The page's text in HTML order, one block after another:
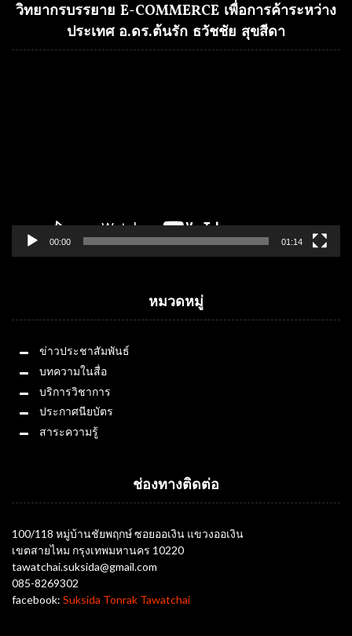
วิทยากรบรรยาย E-COMMERCE เพื่อการค้าระหว่าง
ประเทศ อ.ดร.ต้นรัก ธวัชชัย สุขสีดา
00:00 01:14
หมวดหมู่
ข่าวประชาสัมพันธ์
บทความในสื่อ
บริการวิชาการ
ประกาศนียบัตร
สาระความรู้
ช่องทางติดต่อ
100/118 หมู่บ้านชัยพฤกษ์ ซอยออเงิน แขวงออเงิน
เขตสายไหม กรุงเทพมหานคร 10220
tawatchai.suksida@gmail.com
085-8269302
facebook: Suksida Tonrak Tawatchai